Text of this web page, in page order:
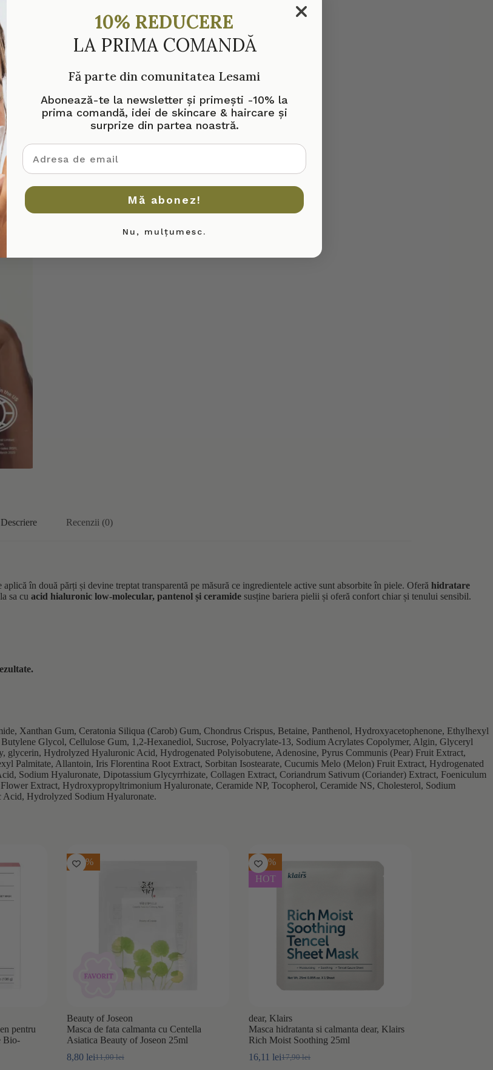
Descriere Recenzii (0)
în două părți și devine treptat transparentă pe măsură ce ingredientele active sunt absorbite în piele. Oferă hidratare
sa cu acid hialuronic low-molecular, pantenol și ceramide susține bariera pielii și oferă confort chiar și tenului sensibil.
Xanthan Gum, Ceratonia Siliqua (Carob) Gum, Chondrus Crispus, Betaine, Panthenol, Hydroxyacetophenone, Ethylhexyl
Glycol, Cellulose Gum, 1,2-Hexanediol, Sucrose, Polyacrylate-13, Sodium Acrylates Copolymer, Algin, Glyceryl
glycerin, Hydrolyzed Hyaluronic Acid, Hydrogenated Polyisobutene, Adenosine, Pyrus Communis (Pear) Fruit Extract,
Palmitate, Allantoin, Iris Florentina Root Extract, Sorbitan Isostearate, Cucumis Melo (Melon) Fruit Extract, Hydrogenated
Sodium Hyaluronate, Dipotassium Glycyrrhizate, Collagen Extract, Coriandrum Sativum (Coriander) Extract, Foeniculum
Extract, Hydroxypropyltrimonium Hyaluronate, Ceramide NP, Tocopherol, Ceramide NS, Cholesterol, Sodium
Acid, Hydrolyzed Sodium Hyaluronate.
pentru
Bio-
-20%
Beauty of Joseon
Masca de fata calmanta cu Centella
Asiatica Beauty of Joseon 25ml
11,00lei
Prețul
8,80 leiPrețul
-10%
HOT
dear, Klairs
Masca hidratanta si calmanta dear, Klairs
Rich Moist Soothing 25ml
17,90lei
Prețul
16,11 leiPrețul
10% REDUCERE
LA PRIMA COMANDĂ
Fă parte din comunitatea Lesami
Abonează-te la newsletter și primești -10% la
prima comandă, idei de skincare & haircare și
surprize din partea noastră.
adresa de email
Mă abonez!
Nu, mulțumesc.